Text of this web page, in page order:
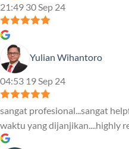
21:49 30 Sep 24
Yulian Wihantoro
04:53 19 Sep 24
sangat profesional...sangat
waktu yang dijanjikan....highly